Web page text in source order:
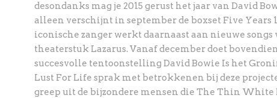
desondanks mag je 2015 gerust het jaar van David
alleen verschijnt in september de boxset Five Years
iconische zanger werktdaarnaast aan nieuwe songs
theaterstuk Lazarus. Vanaf decemberdoet
succesvolle tentoonstelling David Bowie Is het
Lust For Life sprak met betrokkenen bij deze
greep uit de bijzondere mensen die The Thin White